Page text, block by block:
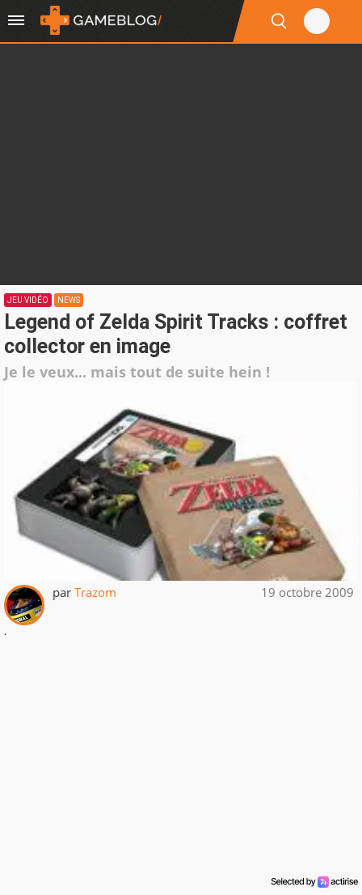
JEU VIDÉO NEWS
Legend of Zelda Spirit Tracks : coffret
collector en image
Je le veux... mais tout de suite hein !
par Trazom 19 octobre 2009
.